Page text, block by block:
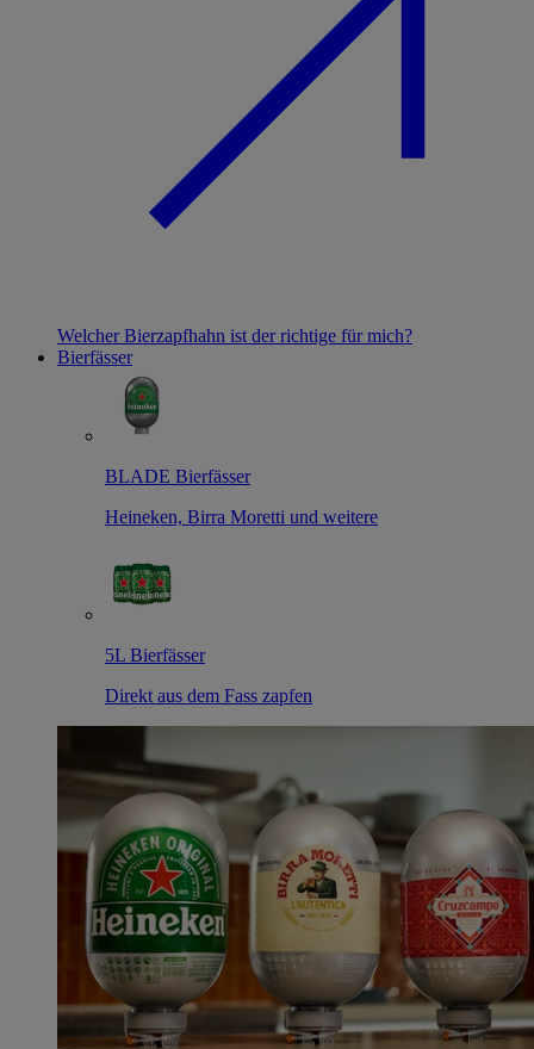
Welcher Bierzapfhahn ist der richtige für mich?
Bierfässer
BLADE Bierfässer
Heineken, Birra Moretti und weitere
5L Bierfässer
Direkt aus dem Fass zapfen